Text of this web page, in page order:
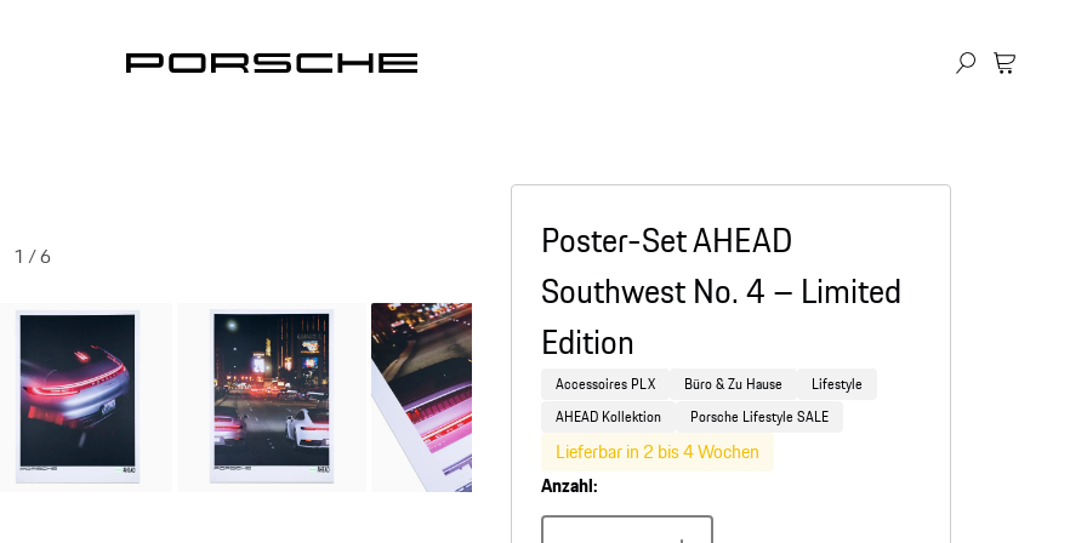
1 /6
Poster-Set AHEAD
Southwest No. 4 – Limited
Edition
Accessoires PLX Büro & Zu Hause
Lifestyle
AHEAD Kollektion
Porsche Lifestyle SALE
Lieferbar in 2 bis 4 Wochen
Anzahl: